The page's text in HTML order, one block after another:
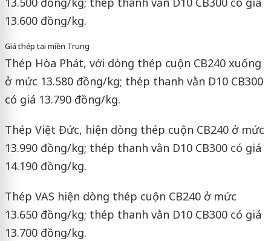
13.600 đồng/kg.
Giá thép tại miền Trung
Thép Hòa Phát, với dòng thép cuộn CB240 xuống
ở mức 13.580 đồng/kg; thép thanh vằn D10 CB300
có giá 13.790 đồng/kg.
Thép Việt Đức, hiện dòng thép cuộn CB240 ở mức
13.990 đồng/kg; thép thanh vằn D10 CB300 có giá
14.190 đồng/kg.
Thép VAS hiện dòng thép cuộn CB240 ở mức
13.650 đồng/kg; thép thanh vằn D10 CB300 có giá
13.700 đồng/kg.